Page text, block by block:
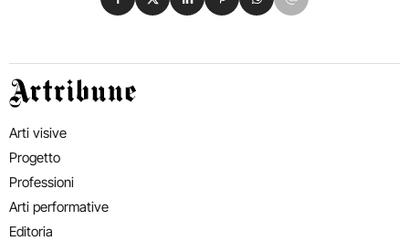
Artribune
Arti visive
Progetto
Professioni
Arti performative
Editoria